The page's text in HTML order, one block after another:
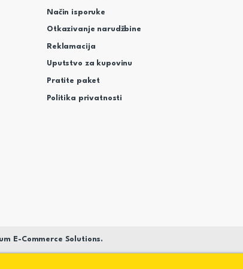
Način isporuke
Otkazivanje narudžbine
Reklamacija
Uputstvo za kupovinu
Pratite paket
Politika privatnosti
E-Commerce Solutions.